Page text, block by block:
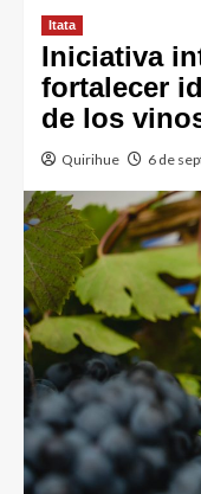
Itata
Iniciativa
fortalecer
de los
Quirihue 6 de